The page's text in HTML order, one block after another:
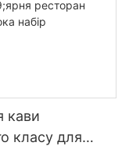
кави
класу для